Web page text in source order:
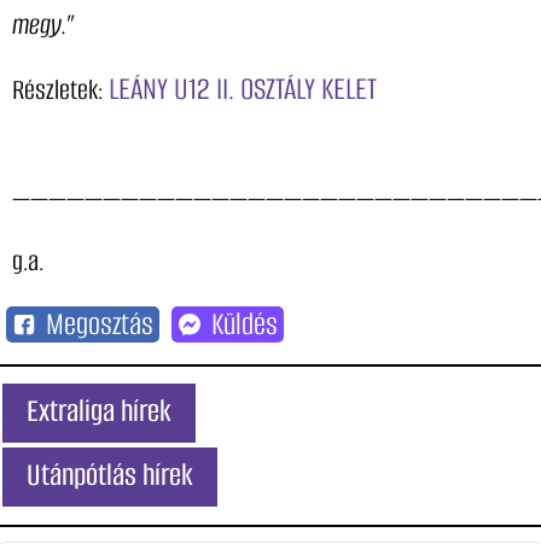
megy.”
Részletek: LEÁNY U12 II. OSZTÁLY KELET
g.a.
Megosztás Küldés
Extraliga hírek
Utánpótlás hírek